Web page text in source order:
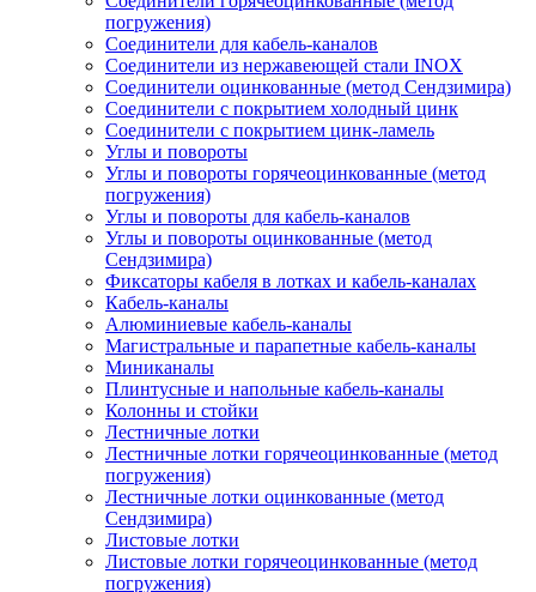
погружения)
Соединители для кабель-каналов
Соединители из нержавеющей стали INOX
Соединители оцинкованные (метод Сендзимира)
Соединители с покрытием холодный цинк
Соединители с покрытием цинк-ламель
Углы и повороты
Углы и повороты горячеоцинкованные (метод
погружения)
Углы и повороты для кабель-каналов
Углы и повороты оцинкованные (метод
Сендзимира)
Фиксаторы кабеля в лотках и кабель-каналах
Кабель-каналы
Алюминиевые кабель-каналы
Магистральные и парапетные кабель-каналы
Миниканалы
Плинтусные и напольные кабель-каналы
Колонны и стойки
Лестничные лотки
Лестничные лотки горячеоцинкованные (метод
погружения)
Лестничные лотки оцинкованные (метод
Сендзимира)
Листовые лотки
Листовые лотки горячеоцинкованные (метод
погружения)